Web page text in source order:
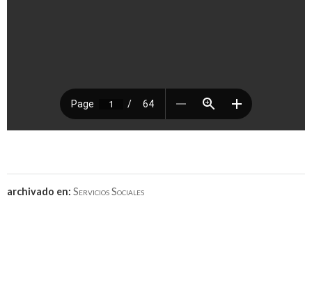
archivado en: Servicios Sociales